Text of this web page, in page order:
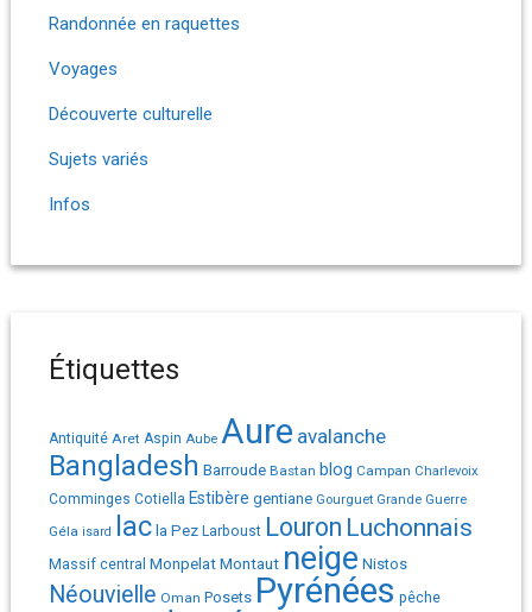
Randonnée en raquettes
Voyages
Découverte culturelle
Sujets variés
Infos
Étiquettes
Antiquité Aret Aspin Aube Aure avalanche
Bangladesh Barroude Bastan blog Campan Charlevoix
Comminges Cotiella Estibère gentiane Gourguet Grande Guerre
Géla isard lac la Pez Larboust Louron Luchonnais
Massif central MonpelatMontaut neige Nistos
Néouvielle Oman Posets Pyrénées pêche